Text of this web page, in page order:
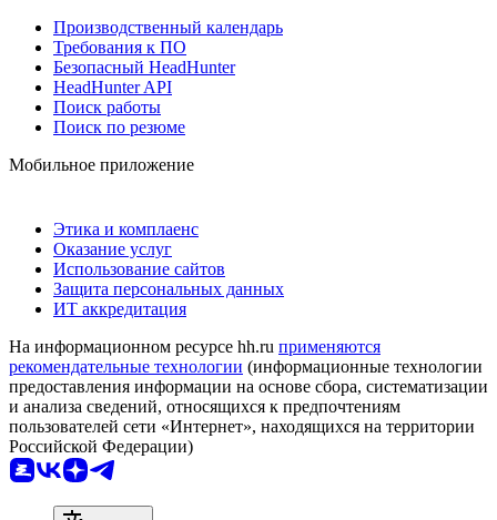
Производственный календарь
Требования к ПО
Безопасный HeadHunter
HeadHunter API
Поиск работы
Поиск по резюме
Мобильное приложение
Этика и комплаенс
Оказание услуг
Использование сайтов
Защита персональных данных
ИТ аккредитация
На информационном ресурсе hh.ru применяются
рекомендательные технологии (информационные технологии
предоставления информации на основе сбора, систематизации
и анализа сведений, относящихся к предпочтениям
пользователей сети «Интернет», находящихся на территории
Российской Федерации)